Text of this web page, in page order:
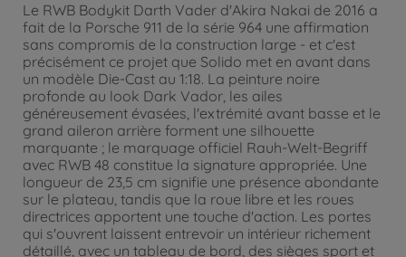
Le RWB Bodykit Darth Vader d'Akira Nakai de 2016 a
fait de la Porsche 911 de la série 964 une affirmation
sans compromis de la construction large - et c'est
précisément ce projet que Solido met en avant dans
un modèle Die-Cast au 1:18. La peinture noire
profonde au look Dark Vador, les ailes
généreusement évasées, l'extrémité avant basse et le
grand aileron arrière forment une silhouette
marquante ; le marquage officiel Rauh-Welt-Begriff
avec RWB 48 constitue la signature appropriée. Une
longueur de 23,5 cm signifie une présence abondante
sur le plateau, tandis que la roue libre et les roues
directrices apportent une touche d'action. Les portes
qui s'ouvrent laissent entrevoir un intérieur richement
détaillé, avec un tableau de bord, des sièges sport et